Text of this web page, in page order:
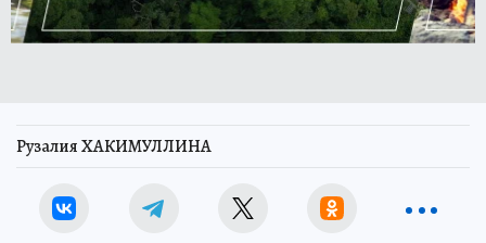
Рузалия ХАКИМУЛЛИНА